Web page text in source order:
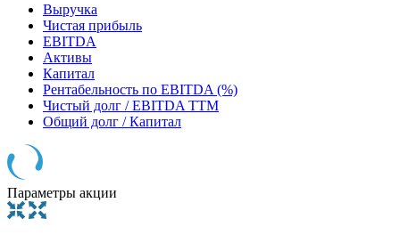
Выручка
Чистая прибыль
EBITDA
Активы
Капитал
Рентабельность по EBITDA (%)
Чистый долг / EBITDA TTM
Общий долг / Капитал
Параметры акции